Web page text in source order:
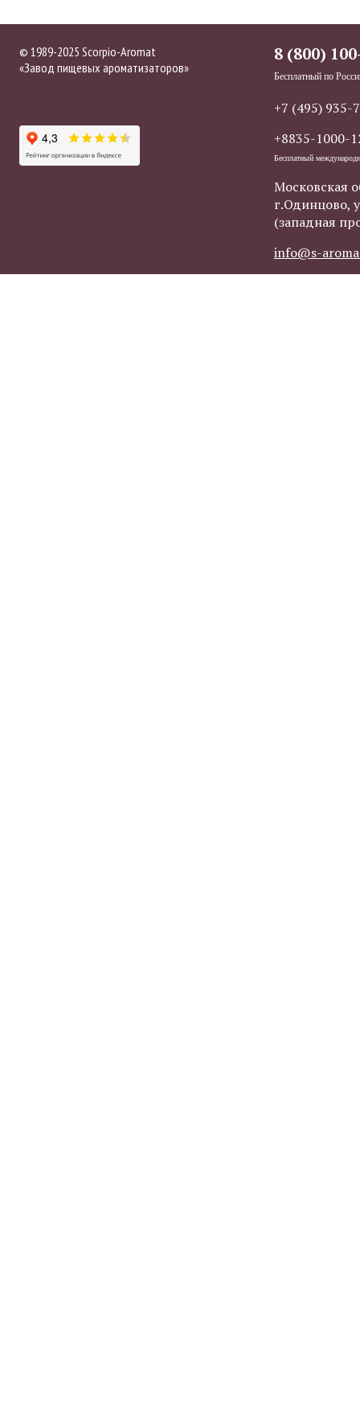
© 1989-2025 Scorpio-Aromat
«Завод пищевых ароматизаторов»
8 (800)
Бесплатный по
+7 (495) 935-
+8835-1000-
Бесплатный
Московская
г.Одинцово,
(западная
info@s-